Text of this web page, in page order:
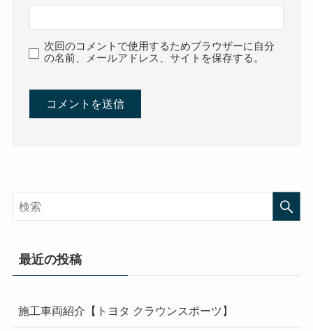
次回のコメントで使用するためブラウザーに自分
の名前、メールアドレス、サイトを保存する。
最近の投稿
施工車両紹介【トヨタ クラウンスポーツ】